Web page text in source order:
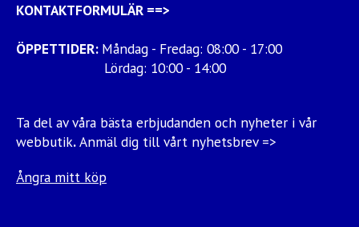
KONTAKTFORMULÄR ==>
ÖPPETTIDER: Måndag - Fredag: 08:00 - 17:00
Lördag: 10:00 - 14:00
Ta del av våra bästa erbjudanden och nyheter i vår
webbutik.Anmäl dig till vårt nyhetsbrev =>
Ångra mitt köp